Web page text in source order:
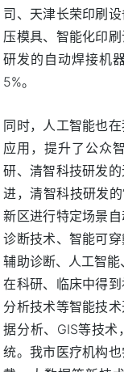
司、天津长荣印刷
压模具、智能化印
研发的自动焊接机
5%。
同时，人工智能也
应用，提升了公众
研、清智科技研发
进，清智科技研发
新区进行特定场景
诊断技术、智能可
辅助诊断、人工智
在科研、临床中得
分析技术等智能技
据分析、GIS等技
统。我市医疗机构